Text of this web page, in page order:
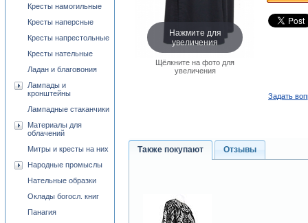
Нажмите для
увеличения
Щёлкните на фото для
увеличения
Задать
Также покупают Отзывы
Кресты намогильные
Кресты наперсные
Кресты напрестольные
Кресты нательные
Ладан и благовония
Лампады и
кронштейны
Лампадные стаканчики
Материалы для
облачений
Митры и кресты на них
Народные промыслы
Нательные образки
Оклады богосл. книг
Панагия